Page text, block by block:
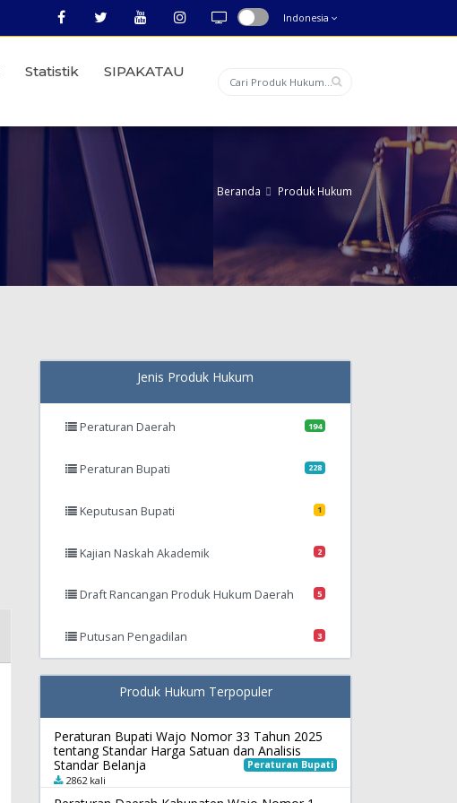
Indonesia
Statistik SIPAKATAU
Beranda Produk Hukum
Jenis Produk Hukum
Peraturan Daerah 194
Peraturan Bupati 228
Keputusan Bupati 1
Kajian Naskah Akademik 2
Draft Rancangan Produk Hukum Daerah 5
Putusan Pengadilan 3
Produk Hukum Terpopuler
Peraturan Bupati Wajo Nomor 33 Tahun 2025
tentang Standar Harga Satuan dan Analisis
Standar Belanja
Peraturan Bupati
2862 kali